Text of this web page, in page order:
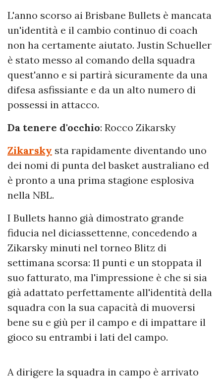
L'anno scorso ai Brisbane Bullets è mancata
un'identità e il cambio continuo di coach
non ha certamente aiutato. Justin Schueller
è stato messo al comando della squadra
quest'anno e si partirà sicuramente da una
difesa asfissiante e da un alto numero di
possessi in attacco.
Da tenere d'occhio: Rocco Zikarsky
Zikarsky sta rapidamente diventando uno
dei nomi di punta del basket australiano ed
è pronto a una prima stagione esplosiva
nella NBL.
I Bullets hanno già dimostrato grande
fiducia nel diciassettenne, concedendo a
Zikarsky minuti nel torneo Blitz di
settimana scorsa: 11 punti e un stoppata il
suo fatturato, ma l'impressione è che si sia
già adattato perfettamente all'identità della
squadra con la sua capacità di muoversi
bene su e giù per il campo e di impattare il
gioco su entrambi i lati del campo.
A dirigere la squadra in campo è arrivato